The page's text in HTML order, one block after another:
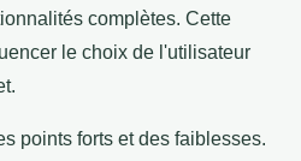
complètes. Cette
le choix de l'utilisateur
points forts et des faiblesses.